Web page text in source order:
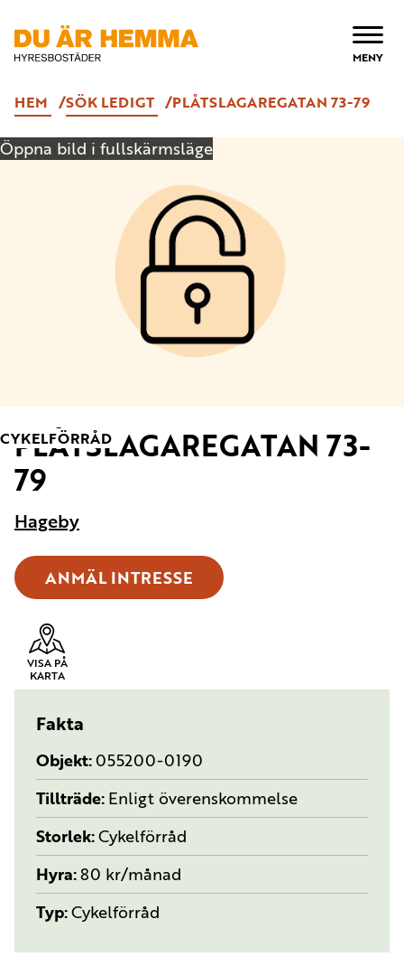
ÖPPNA
MENY
HEM SÖK LEDIGT PLÅTSLAGAREGATAN 73-79
Öppna bild i fullskärmsläge
TYP:
CYKELFÖRRÅD
PLÅTSLAGAREGATAN 73-
79
Hageby
ANMÄL INTRESSE
VISA PÅ
KARTA
Fakta
Objekt 055200-0190
Tillträde Enligt överenskommelse
Storlek Cykelförråd
Hyra 80 kr/månad
Typ Cykelförråd